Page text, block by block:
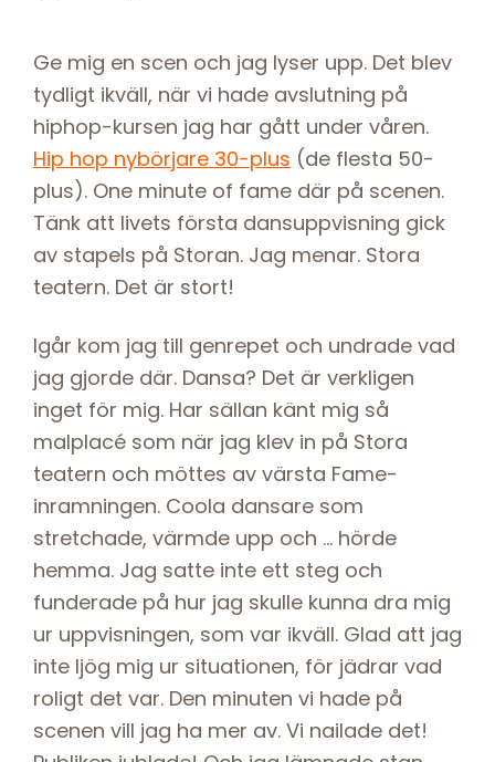
Ge mig en scen och jag lyser upp. Det blev
tydligt ikväll, när vi hade avslutning på
hiphop-kursen jag har gått under våren.
Hip hop nybörjare 30-plus (de flesta 50-
plus). One minute of fame där på scenen.
Tänk att livets första dansuppvisning gick
av stapels på Storan. Jag menar. Stora
teatern. Det är stort!
Igår kom jag till genrepet och undrade vad
jag gjorde där. Dansa? Det är verkligen
inget för mig. Har sällan känt mig så
malplacé som när jag klev in på Stora
teatern och möttes av värsta Fame-
inramningen. Coola dansare som
stretchade, värmde upp och … hörde
hemma. Jag satte inte ett steg och
funderade på hur jag skulle kunna dra mig
ur uppvisningen, som var ikväll. Glad att jag
inte ljög mig ur situationen, för jädrar vad
roligt det var. Den minuten vi hade på
scenen vill jag ha mer av. Vi nailade det!